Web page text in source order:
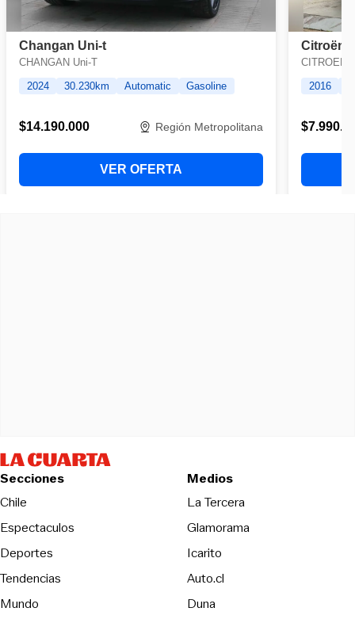
Secciones
Chile
Espectaculos
Deportes
Tendencias
Mundo
Medios
La TerceraOpens in new
Glamorama
Icarito
Auto.cl
DunaOpens in new window